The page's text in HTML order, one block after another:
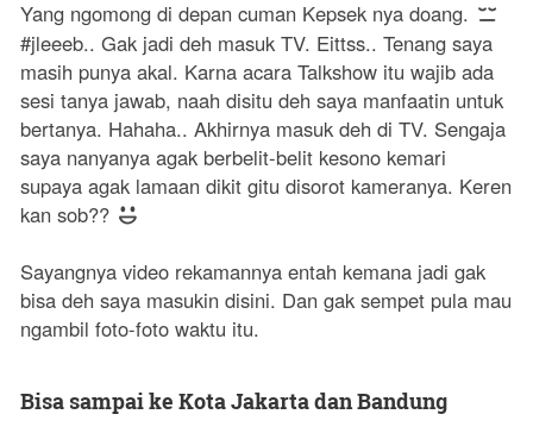
Yang ngomong di depan cuman Kepsek nya doang.
#jleeeb.. Gak jadi deh masuk TV. Eittss.. Tenang saya
masih punya akal. Karna acara Talkshow itu wajib ada
sesi tanya jawab, naah disitu deh saya manfaatin untuk
bertanya. Hahaha.. Akhirnya masuk deh di TV. Sengaja
saya nanyanya agak berbelit-belit kesono kemari
supaya agak lamaan dikit gitu disorot kameranya. Keren
kan sob??
Sayangnya video rekamannya entah kemana jadi gak
bisa deh saya masukin disini. Dan gak sempet pula mau
ngambil foto-foto waktu itu.
Bisa sampai ke Kota Jakarta dan Bandung